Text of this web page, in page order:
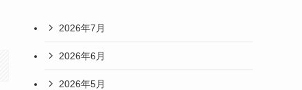
2026年7月
2026年6月
2026年5月